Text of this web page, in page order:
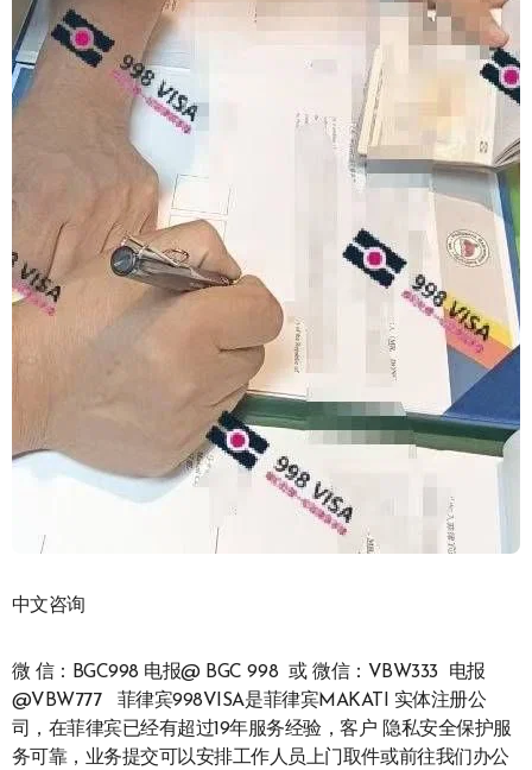
中文咨询
微 信：BGC998 电报@ BGC 998 或 微信：VBW333 电报
@VBW777 菲律宾998VISA是菲律宾MAKATI 实体注册公
司，在菲律宾已经有超过19年服务经验，客户 隐私安全保护服
务可靠，业务提交可以安排工作人员上门取件或前往我们办公